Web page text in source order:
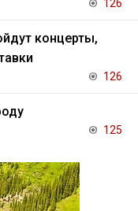
126
концерты,
126
125